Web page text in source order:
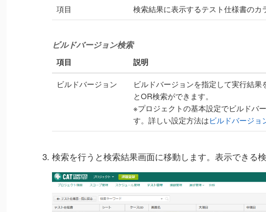
項目 検索結果に表示するテスト仕様書のカ
ビルドバージョン検索
項目 説明
ビルドバージョン
ビルドバージョンを指定して実行結
とOR検索ができます。
※プロジェクトの基本設定でビルドバ
す。詳しい設定方法はビルドバージョ
検索を行うと検索結果画面に移動します。表示できる